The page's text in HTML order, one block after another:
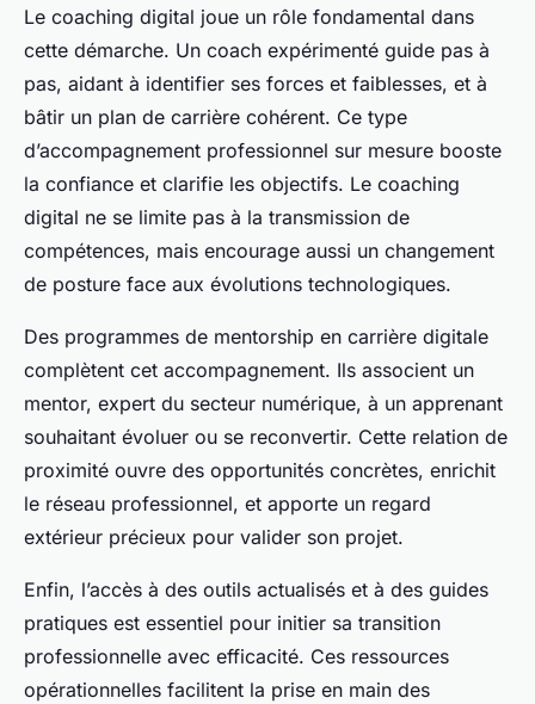
Le coaching digital joue un rôle fondamental dans
cette démarche. Un coach expérimenté guide pas à
pas, aidant à identifier ses forces et faiblesses, et à
bâtir un plan de carrière cohérent. Ce type
d’accompagnement professionnel sur mesure booste
la confiance et clarifie les objectifs. Le coaching
digital ne se limite pas à la transmission de
compétences, mais encourage aussi un changement
de posture face aux évolutions technologiques.
Des programmes de mentorship en carrière digitale
complètent cet accompagnement. Ils associent un
mentor, expert du secteur numérique, à un apprenant
souhaitant évoluer ou se reconvertir. Cette relation de
proximité ouvre des opportunités concrètes, enrichit
le réseau professionnel, et apporte un regard
extérieur précieux pour valider son projet.
Enfin, l’accès à des outils actualisés et à des guides
pratiques est essentiel pour initier sa transition
professionnelle avec efficacité. Ces ressources
opérationnelles facilitent la prise en main des